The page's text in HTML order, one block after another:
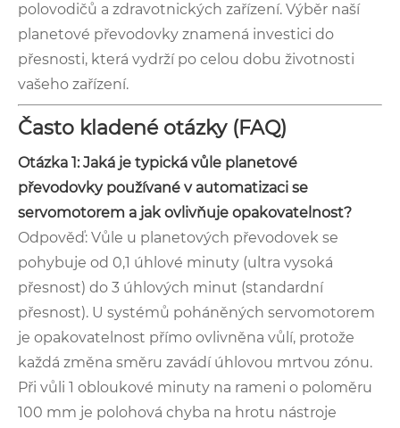
polovodičů a zdravotnických zařízení. Výběr naší
planetové převodovky znamená investici do
přesnosti, která vydrží po celou dobu životnosti
vašeho zařízení.
Často kladené otázky (FAQ)
Otázka 1: Jaká je typická vůle planetové
převodovky používané v automatizaci se
servomotorem a jak ovlivňuje opakovatelnost?
Odpověď: Vůle u planetových převodovek se
pohybuje od 0,1 úhlové minuty (ultra vysoká
přesnost) do 3 úhlových minut (standardní
přesnost). U systémů poháněných servomotorem
je opakovatelnost přímo ovlivněna vůlí, protože
každá změna směru zavádí úhlovou mrtvou zónu.
Při vůli 1 obloukové minuty na rameni o poloměru
100 mm je polohová chyba na hrotu nástroje